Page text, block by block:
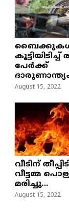
കൂട്ടിയിടിച്ച്
പേർക്ക്
August 15, 2022
വീടിന്
വീട്ടമ്മ
മരിച്ചു…
August 15, 2022